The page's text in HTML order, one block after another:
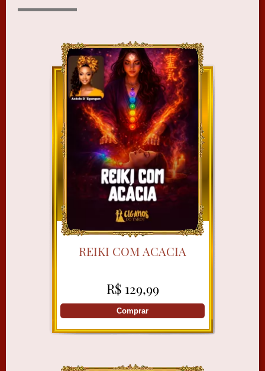
REIKI COM ACACIA
R$ 129,99
Comprar